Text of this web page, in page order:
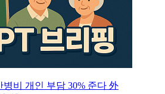
비 개인 부담 30% 준다 外